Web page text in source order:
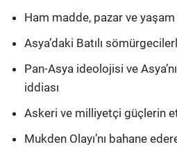
Ham madde, pazar ve yaşam
Asya’daki Batılı
Pan-Asya ideolojisi ve
iddiası
Askeri ve milliyetçi güçlerin
Mukden Olayı’nı bahane